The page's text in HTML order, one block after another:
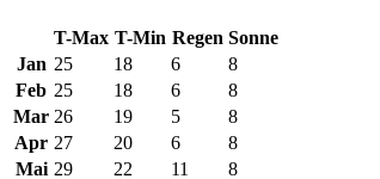
T-Max T-Min Regen Sonne
Jan 25 18 6
8
Feb 25 18 6
8
Mar 26 19 5
8
Apr 27 20 6
8
Mai 29 22 11
8